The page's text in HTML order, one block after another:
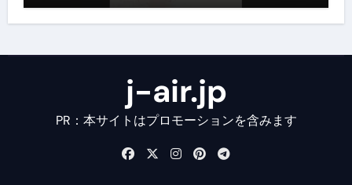
j-air.jp
PR：本サイトはプロモーションを含みます